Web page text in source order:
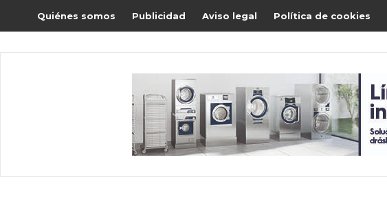
Quiénes somos Publicidad Aviso legal Política de cookies